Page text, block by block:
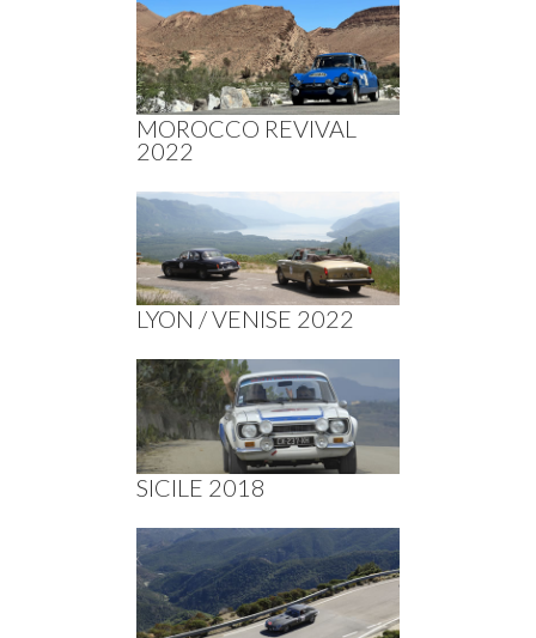
MOROCCO REVIVAL
2022
LYON / VENISE 2022
SICILE 2018